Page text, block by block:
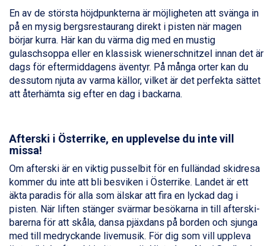
Bad Gastein från 6.295 kr.
Arabba från 11.045 kr.
La Thuile från 7.045 kr.
Cervinia från 8.245 kr.
Passo Tonale från 5.895 kr.
Sölden från 12.995 kr.
Saalbach från 9.445 kr.
Sestriere från 6.945 kr.
Wagrain från 7.095 kr.
Fieberbrunn från 9.645 kr.
Ischgl från 11.295 kr.
Val Thorens från 8.395 kr.
St. Anton från 11.245 kr.
Zell am See från 6.295 kr.
Canazei från 7.195 kr.
En av de största höjdpunkterna är möjligheten att svänga in
på en mysig bergsrestaurang direkt i pisten när magen
börjar kurra. Här kan du värma dig med en mustig
gulaschsoppa eller en klassisk wienerschnitzel innan det är
dags för eftermiddagens äventyr. På många orter kan du
dessutom njuta av varma källor, vilket är det perfekta sättet
att återhämta sig efter en dag i backarna.
Afterski i Österrike, en upplevelse du inte vill
missa!
Om afterski är en viktig pusselbit för en fulländad skidresa
kommer du inte att bli besviken i Österrike. Landet är ett
äkta paradis för alla som älskar att fira en lyckad dag i
pisten. När liften stänger svärmar besökarna in till afterski-
barerna för att skåla, dansa pjäxdans på borden och sjunga
med till medryckande livemusik. För dig som vill uppleva